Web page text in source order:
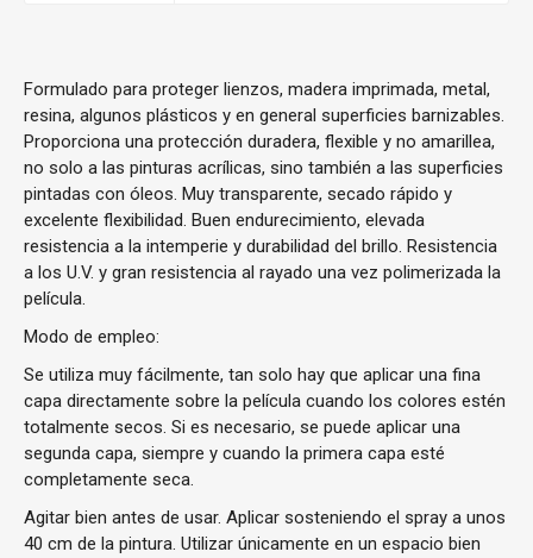
Formulado para proteger lienzos, madera imprimada, metal,
resina, algunos plásticos y en general superficies barnizables.
Proporciona una protección duradera, flexible y no amarillea,
no solo a las pinturas acrílicas, sino también a las superficies
pintadas con óleos. Muy transparente, secado rápido y
excelente flexibilidad. Buen endurecimiento, elevada
resistencia a la intemperie y durabilidad del brillo. Resistencia
a los U.V. y gran resistencia al rayado una vez polimerizada la
película.
Modo de empleo:
Se utiliza muy fácilmente, tan solo hay que aplicar una fina
capa directamente sobre la película cuando los colores estén
totalmente secos. Si es necesario, se puede aplicar una
segunda capa, siempre y cuando la primera capa esté
completamente seca.
Agitar bien antes de usar. Aplicar sosteniendo el spray a unos
40 cm de la pintura. Utilizar únicamente en un espacio bien